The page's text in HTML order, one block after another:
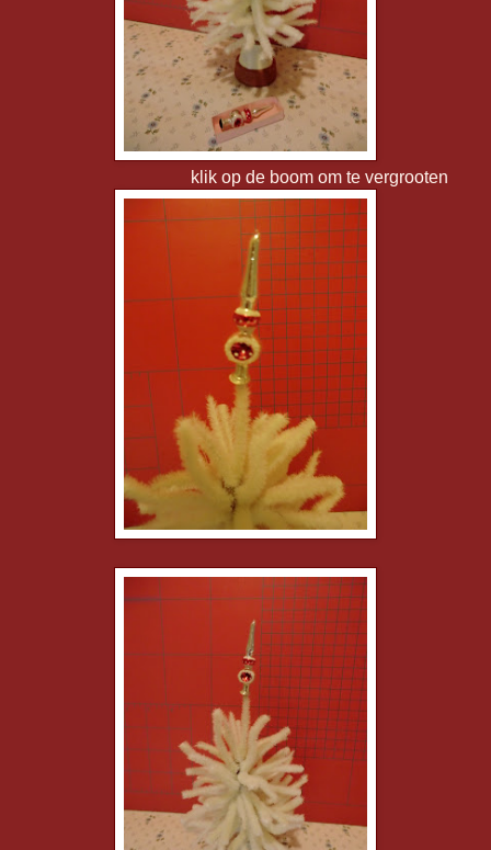
klik op de boom om te vergrooten